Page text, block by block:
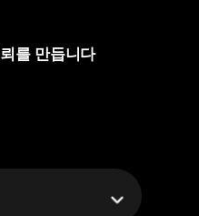
를 만듭니다